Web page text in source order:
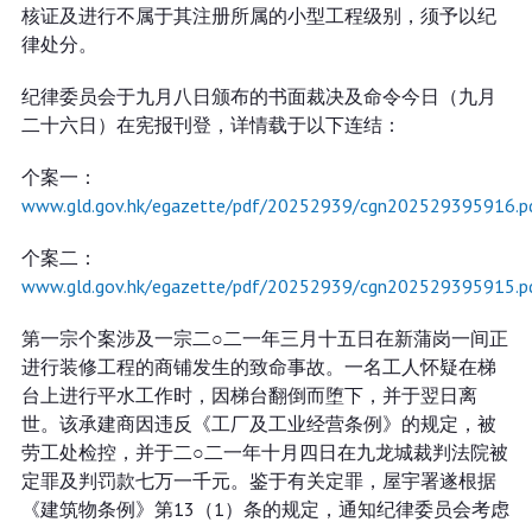
核证及进行不属于其注册所属的小型工程级别，须予以纪
律处分。
纪律委员会于九月八日颁布的书面裁决及命令今日（九月
二十六日）在宪报刊登，详情载于以下连结：
个案一：
www.gld.gov.hk/egazette/pdf/20252939/
个案二：
www.gld.gov.hk/egazette/pdf/20252939/
第一宗个案涉及一宗二○二一年三月十五日在新蒲岗一间正
进行装修工程的商铺发生的致命事故。一名工人怀疑在梯
台上进行平水工作时，因梯台翻倒而堕下，并于翌日离
世。该承建商因违反《工厂及工业经营条例》的规定，被
劳工处检控，并于二○二一年十月四日在九龙城裁判法院被
定罪及判罚款七万一千元。鉴于有关定罪，屋宇署遂根据
《建筑物条例》第13（1）条的规定，通知纪律委员会考虑